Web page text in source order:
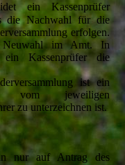
ein Kassenprüfer
die Nachwahl für die
erfolgen.
Neuwahl im Amt. In
ein Kassenprüfer die
ist ein
vom jeweiligen
zu unterzeichnen ist.
nur auf Antrag des